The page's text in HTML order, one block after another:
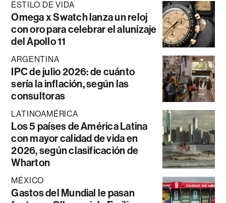
ESTILO DE VIDA
Omega x Swatch lanza un reloj
con oro para celebrar el alunizaje
del Apollo 11
ARGENTINA
IPC de julio 2026: de cuánto
sería la inflación, según las
consultoras
LATINOAMÉRICA
Los 5 países de América Latina
con mayor calidad de vida en
2026, según clasificación de
Wharton
MÉXICO
Gastos del Mundial le pasan